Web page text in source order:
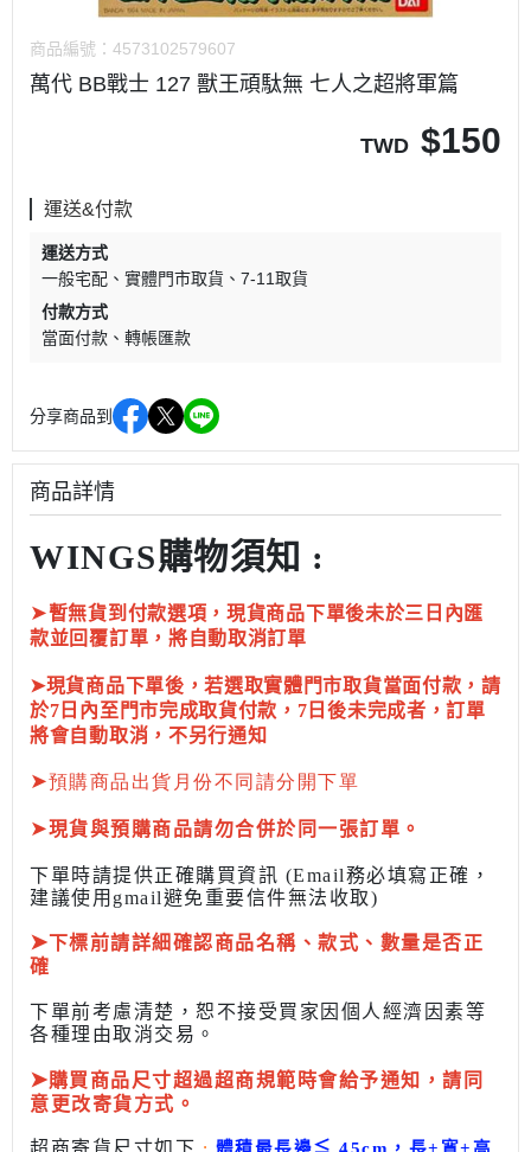
商品編號： 4573102579607
萬代 BB戰士 127 獸王頑駄無 七人之超將軍篇
TWD $150
運送&付款
運送方式
一般宅配
實體門市取貨
7-11取貨
付款方式
當面付款
轉帳匯款
分享商品到
商品詳情
WINGS購物須知 :
➤暫無貨到付款選項，現貨商品下單後未於三日內匯
款並回覆訂單，將自動取消訂單
➤現貨商品下單後，若選取實體門市取貨當面付款，請
於7日內至門市完成取貨付款，7日後未完成者，訂單
將會自動取消，不另行通知
➤預購商品出貨月份不同請分開下單
➤現貨與預購商品請勿合併於同一張訂單。
下單時請提供正確購買資訊 (Email務必填寫正確，
建議使用gmail避免重要信件無法收取)
➤下標前請詳細確認商品名稱、款式、數量是否正
確
下單前考慮清楚，恕不接受買家因個人經濟因素等
各種理由取消交易。
➤購買商品尺寸超過超商規範時會給予通知，請同
意更改寄貨方式。